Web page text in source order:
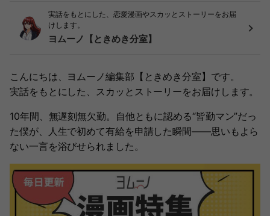
実話をもとにした、恋愛漫画やスカッとストーリーをお届
けします。
ヨムーノ【ときめき分室】
こんにちは、ヨムーノ編集部【ときめき分室】です。
実話をもとにした、スカッとストーリーをお届けします。
10年間、無遅刻無欠勤。自他ともに認める“皆勤マン”だっ
た僕が、人生で初めて有給を申請した瞬間――思いもよら
ない一言を浴びせられました。